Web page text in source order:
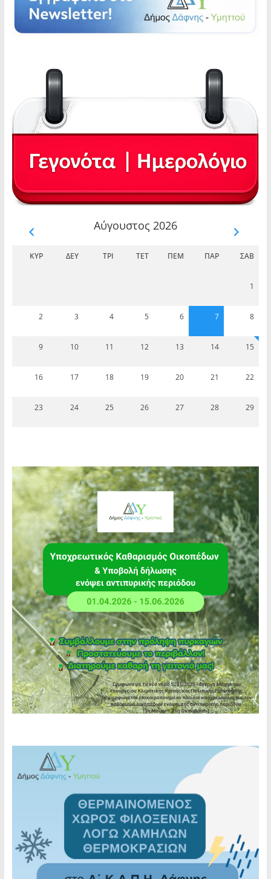
Αύγουστος 2026
ΚΥΡ ΔΕΥ ΤΡΊ ΤΕΤ ΠΈΜ ΠΑΡ ΣΆΒ
1
2 3 4 5 6 7 8
9 10 11 12 13 14 15
16 17 18 19 20 21 22
23 24 25 26 27 28 29